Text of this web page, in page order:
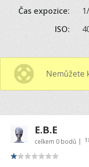
Čas expozice:
ISO:
Nemůžete
E.B.E
celkem 0 bodů |